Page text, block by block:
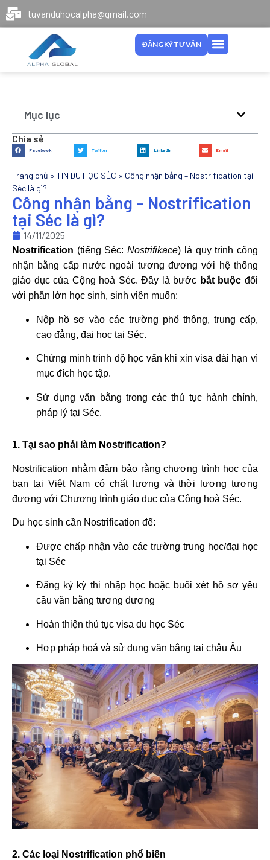
tuvanduhocalpha@gmail.com
ĐĂNG KÝ TƯ VẤN
Mục lục
Chia sẻ
Facebook Twitter LinkedIn Email
Trang chủ » TIN DU HỌC SÉC » Công nhận bằng – Nostrification tại
Séc là gì?
Công nhận bằng – Nostrification
tại Séc là gì?
14/11/2025
Nostrification (tiếng Séc:Nostrifikace) là quy trình công
nhận bằng cấp nước ngoài tương đương với hệ thống
giáo dục của Cộng hoà Séc. Đây là bước bắt buộc đối
với phần lớn học sinh, sinh viên muốn:
Nộp hồ sơ vào các trường phổ thông, trung cấp,
cao đẳng, đại học tại Séc.
Chứng minh trình độ học vấn khi xin visa dài hạn vì
mục đích học tập.
Sử dụng văn bằng trong các thủ tục hành chính,
pháp lý tại Séc.
1. Tại sao phải làm Nostrification?
Nostrification nhằm đảm bảo rằng chương trình học của
bạn tại Việt Nam có chất lượng và thời lượng tương
đương với Chương trình giáo dục của Cộng hoà Séc.
Du học sinh cần Nostrification để:
Được chấp nhận vào các trường trung học/đại học
tại Séc
Đăng ký kỳ thi nhập học hoặc buổi xét hồ sơ yêu
cầu văn bằng tương đương
Hoàn thiện thủ tục visa du học Séc
Hợp pháp hoá và sử dụng văn bằng tại châu Âu
2. Các loại Nostrification phổ biến